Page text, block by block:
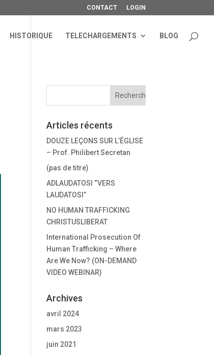
CONTACT LOGIN
HISTORIQUE TELECHARGEMENTS BLOG
Articles récents
DOUZE LEÇONS SUR L’ÉGLISE
– Prof. Philibert Secretan
(pas de titre)
ADLAUDATOSI “VERS
LAUDATOSI”
NO HUMAN TRAFFICKING
CHRISTUSLIBERAT
International Prosecution Of
Human Trafficking – Where
Are We Now? (ON-DEMAND
VIDEO WEBINAR)
Archives
avril 2024
mars 2023
juin 2021